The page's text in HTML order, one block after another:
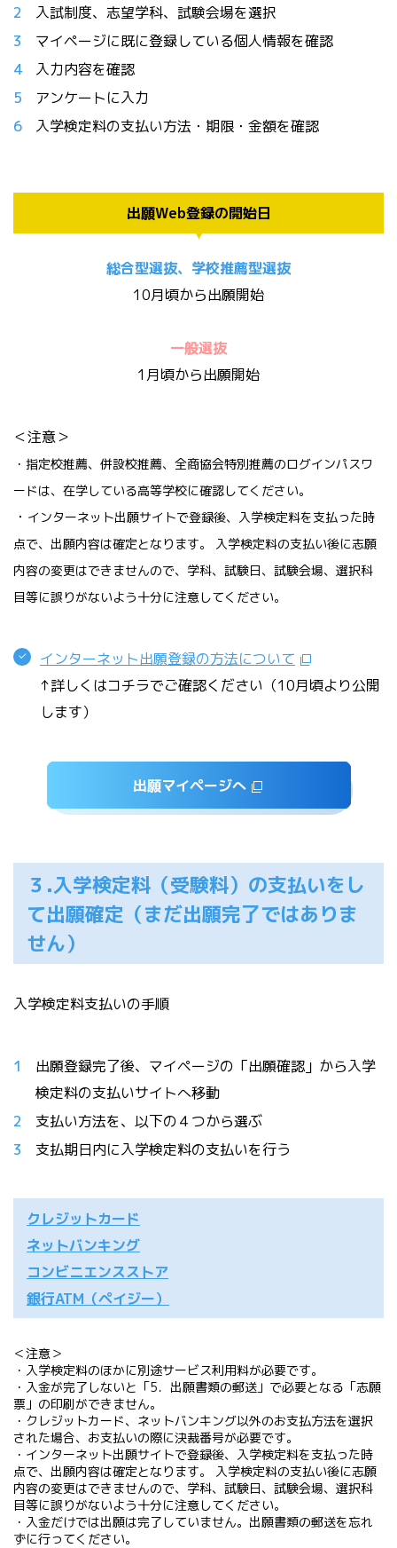
入試制度、志望学科、試験会場を選択
マイページに既に登録している個人情報を確認
入力内容を確認
アンケートに入力
入学検定料の支払い方法・期限・金額を確認
出願Web登録の開始日
総合型選抜、学校推薦型選抜
10月頃から出願開始
一般選抜
1月頃から出願開始
＜注意＞
・指定校推薦、併設校推薦、全商協会特別推薦のログインパスワ
ードは、在学している高等学校に確認してください。
・ インターネット出願サイトで登録後、入学検定料を支払った時
点で、出願内容は確定となります。 入学検定料の支払い後に志願
内容の変更はできませんので、学科、試験日、試験会場、選択科
目等に誤りがないよう十分に注意してください。
インターネット出願登録の方法について
↑詳しくはコチラでご確認ください（10月頃より公開
します）
出願マイページへ
３.入学検定料（受験料）の支払いをし
て出願確定（まだ出願完了ではありま
せん）
入学検定料支払いの手順
出願登録完了後、マイページの「出願確認」から入学
検定料の支払いサイトへ移動
支払い方法を、以下の４つから選ぶ
支払期日内に入学検定料の支払いを行う
クレジットカード
ネットバンキング
コンビニエンスストア
銀行ATM（ペイジー）
＜注意＞
・入学検定料のほかに別途サービス利用料が必要です。
・入金が完了しないと「5．出願書類の郵送」で必要となる「志願
票」の印刷ができません。
・クレジットカード、ネットバンキング以外のお支払方法を選択
された場合、お支払いの際に決裁番号が必要です。
・インターネット出願サイトで登録後、入学検定料を支払った時
点で、出願内容は確定となります。 入学検定料の支払い後に志願
内容の変更はできませんので、学科、試験日、試験会場、選択科
目等に誤りがないよう十分に注意してください。
・入金だけでは出願は完了していません。出願書類の郵送を忘れ
ずに行ってください。